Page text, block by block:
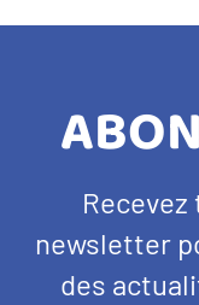
TITRE
Texte
d'introduction
newsletter
des